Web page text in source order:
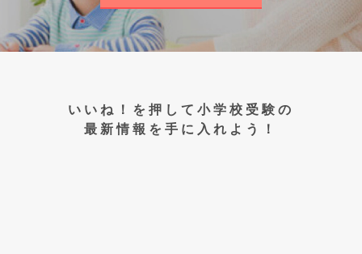
いいね！を押して小学校受験の
最新情報を手に入れよう！